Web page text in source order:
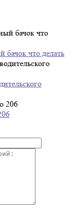
бачок что делать